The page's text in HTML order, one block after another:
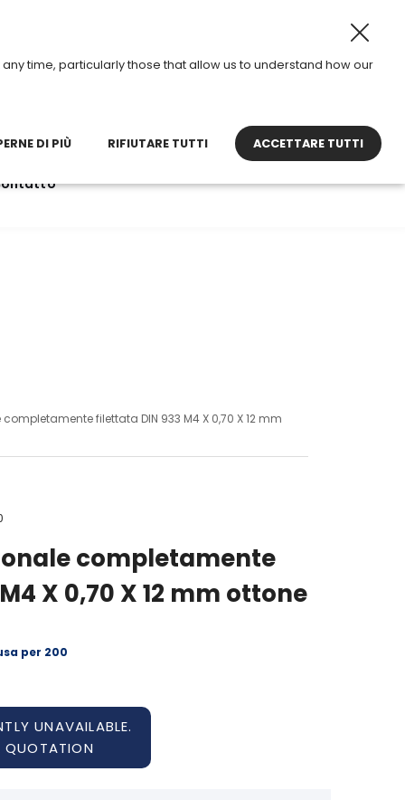
mode, from August 3 to 28, 2026 Opening hours: 8:30
filettata DIN 933 M4 X 0,70 X 12 mm
completamente
X 0,70 X 12 mm ottone
per 200
UNAVAILABLE.
time, particularly those that allow us to understand how our
DI PIÙ RIFIUTARE TUTTI ACCETTARE TUTTI